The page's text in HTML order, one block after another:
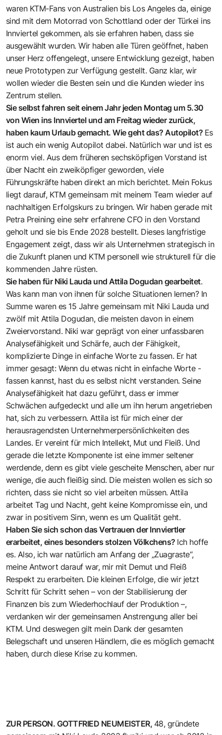
waren KTM-Fans von Australien bis Los Angeles da, einige
sind mit dem Motorrad von Schottland oder der Türkei ins
Innviertel gekommen, als sie erfahren haben, dass sie
ausgewählt wurden. Wir haben alle Türen geöffnet, haben
unser Herz offengelegt, unsere Entwicklung gezeigt, haben
neue Prototypen zur Verfügung gestellt. Ganz klar, wir
wollen wieder die Besten sein und die Kunden wieder ins
Zentrum stellen.
Sie selbst fahren seit einem Jahr jeden Montag um 5.30
von Wien ins Innviertel und am Freitag wieder zurück,
haben kaum Urlaub gemacht. Wie geht das? Autopilot? Es
ist auch ein wenig Autopilot dabei. Natürlich war und ist es
enorm viel. Aus dem früheren sechsköpfigen Vorstand ist
über Nacht ein zweiköpfiger geworden, viele
Führungskräfte haben direkt an mich berichtet. Mein Fokus
liegt darauf, KTM gemeinsam mit meinem Team wieder auf
nachhaltigen Erfolgskurs zu bringen. Wir haben gerade mit
Petra Preining eine sehr erfahrene CFO in den Vorstand
geholt und sie bis Ende 2028 bestellt. Dieses langfristige
Engagement zeigt, dass wir als Unternehmen strategisch in
die Zukunft planen und KTM personell wie strukturell für die
kommenden Jahre rüsten.
Sie haben für Niki Lauda und Attila Dogudan gearbeitet.
Was kann man von ihnen für solche Situationen lernen? In
Summe waren es 15 Jahre gemeinsam mit Niki Lauda und
zwölf mit Attila Dogudan, die meisten davon in einem
Zweiervorstand. Niki war geprägt von einer unfassbaren
Analysefähigkeit und Schärfe, auch der Fähigkeit,
komplizierte Dinge in einfache Worte zu fassen. Er hat
immer gesagt: Wenn du etwas nicht in einfache Worte ­
fassen kannst, hast du es selbst nicht verstanden. Seine
Analysefähigkeit hat dazu geführt, dass er immer
Schwächen aufgedeckt und alle um ihn herum angetrieben
hat, sich zu verbessern. Attila ist für mich einer der
herausragendsten Unternehmerpersönlichkeiten des
Landes. Er vereint für mich Intellekt, Mut und Fleiß. Und
gerade die letzte Komponente ist eine immer seltener
werdende, denn es gibt viele gescheite Menschen, aber nur
wenige, die auch fleißig sind. Die meisten wollen es sich so
richten, dass sie nicht so viel arbeiten müssen. Attila
arbeitet Tag und Nacht, geht keine Kompromisse ein, und
zwar in positivem Sinn, wenn es um Qualität geht.
Haben Sie sich schon das Vertrauen der Innviertler
erarbeitet, eines besonders stolzen Völkchens? Ich hoffe
es. Also, ich war natürlich am Anfang der „Zuagraste“,
meine Antwort darauf war, mir mit Demut und Fleiß
Respekt zu erarbeiten. Die kleinen Erfolge, die wir jetzt
Schritt für Schritt sehen – von der Stabilisierung der
Finanzen bis zum Wiederhochlauf der Produktion –,
verdanken wir der gemeinsamen Anstrengung aller bei
KTM. Und deswegen gilt mein Dank der gesamten
Belegschaft und unseren Händlern, die es möglich gemacht
haben, durch diese Krise zu kommen.
ZUR PERSON. GOTTFRIED NEUMEISTER, 48, gründete